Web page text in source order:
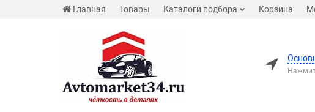
Главная Товары Каталоги подбора Корзина